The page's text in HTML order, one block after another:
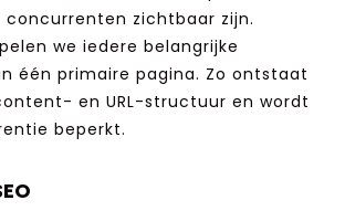
concurrenten zichtbaar zijn.
we iedere belangrijke
één primaire pagina. Zo ontstaat
en URL-structuur en wordt
beperkt.